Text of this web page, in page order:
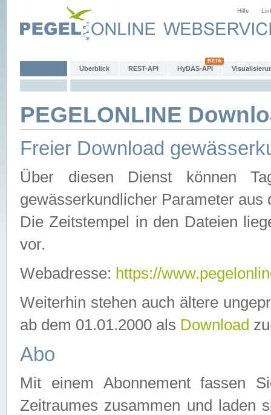
Hilfe
Überblick REST-API HyDAS-API
PEGELONLINE
Freier Download
Über diesen Dienst können
gewässerkundlicher Parameter aus
Die Zeitstempel in den Dateien
vor.
Webadresse: https://
Weiterhin stehen auch ältere
ab dem 01.01.2000 als Download
Abo
Mit einem Abonnement fassen
Zeitraumes zusammen und laden